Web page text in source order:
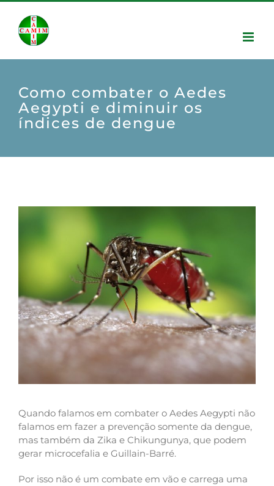
Como combater o Aedes
Aegypti e diminuir os
índices de dengue
Quando falamos em combater o Aedes Aegypti não
falamos em fazer a prevenção somente da dengue,
mas também da Zika e Chikungunya, que podem
gerar microcefalia e Guillain-Barré.
Por isso não é um combate em vão e carrega uma